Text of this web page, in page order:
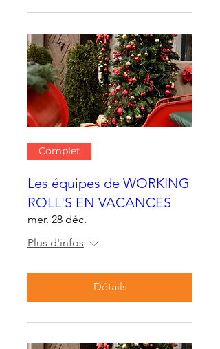
Complet
Les équipes de WORKING
ROLL'S EN VACANCES
mer. 28 déc.
Plus d'infos
Détails